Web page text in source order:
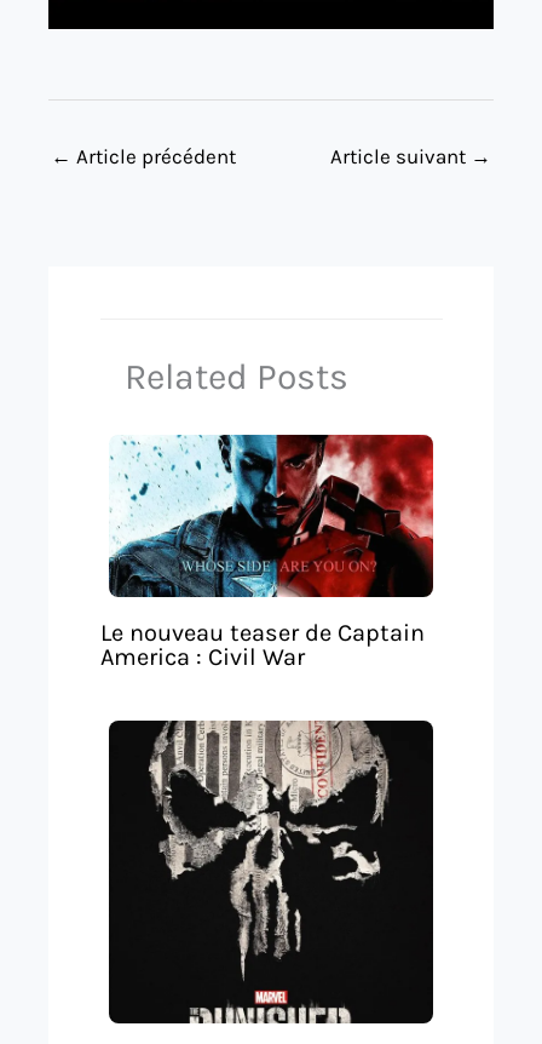
← Article précédent Article suivant →
Related Posts
Le nouveau teaser de Captain
America : Civil War